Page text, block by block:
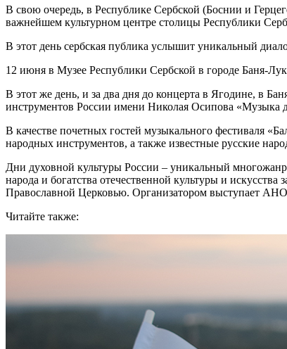
В свою очередь, в Республике Сербской (Боснии и
важнейшем культурном центре столицы Республики
В этот день сербская публика услышит уникальный
12 июня в Музее Республики Сербской в городе Баня-
В этот же день, и за два дня до концерта в Ягодине, в
инструментов России имени Николая Осипова «Музыка
В качестве почетных гостей музыкального фестиваля
народных инструментов, а также известные русские
Дни духовной культуры России – уникальный
народа и богатства отечественной культуры и
Православной Церковью. Организатором выступает
Читайте также: